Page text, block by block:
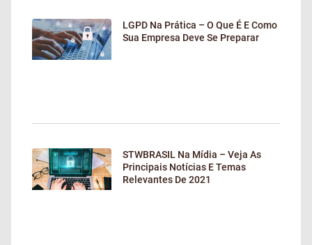
LGPD Na Prática – O Que É E Como
Sua Empresa Deve Se Preparar
STWBRASIL Na Mídia – Veja As
Principais Notícias E Temas
Relevantes De 2021